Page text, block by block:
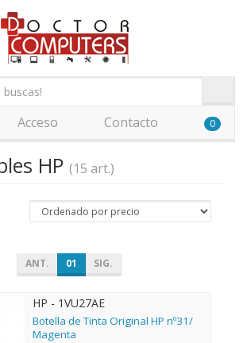
Acceso Contacto 0
HP (15 art.)
ANT. 01 SIG.
HP - 1VU27AE
Botella de Tinta Original HP nº31/
Magenta